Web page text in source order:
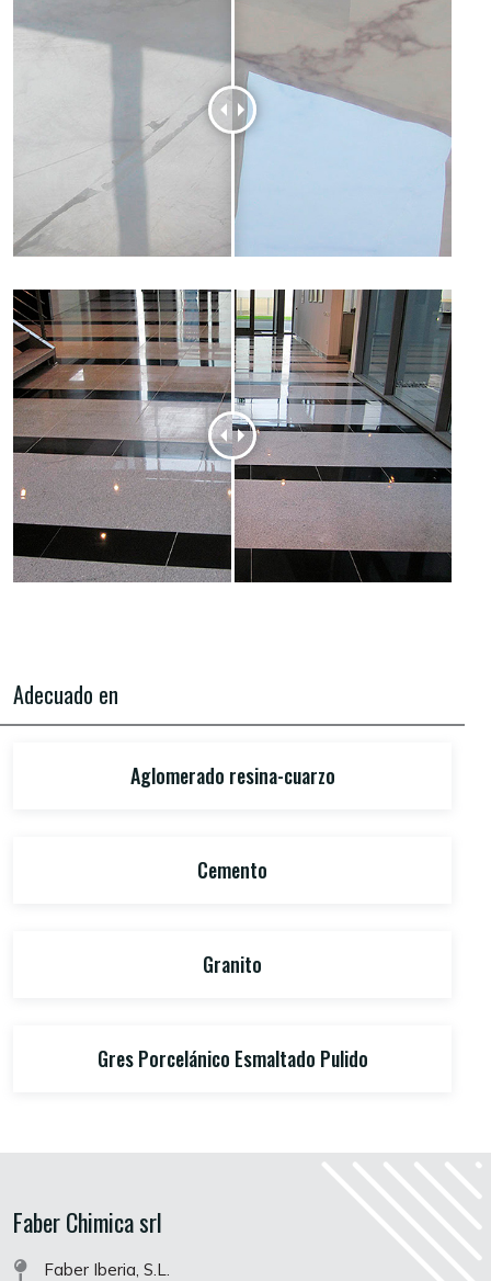
Adecuado en
Aglomerado resina-cuarzo
Cemento
Granito
Gres Porcelánico Esmaltado Pulido
Faber Chimica srl
Faber Iberia, S.L.